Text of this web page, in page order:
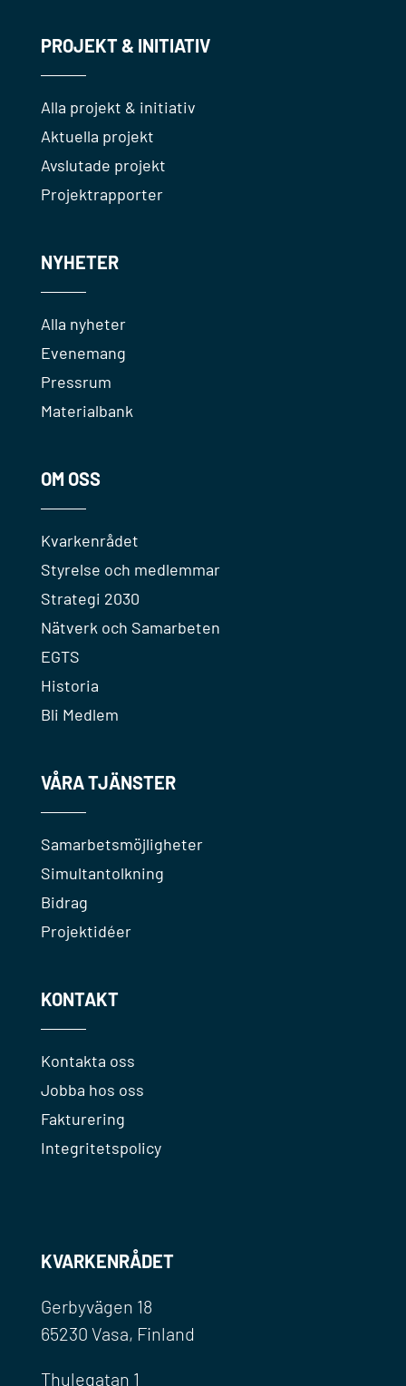
PROJEKT & INITIATIV
Alla projekt & initiativ
Aktuella projekt
Avslutade projekt
Projektrapporter
NYHETER
Alla nyheter
Evenemang
Pressrum
Materialbank
OM OSS
Kvarkenrådet
Styrelse och medlemmar
Strategi 2030
Nätverk och Samarbeten
EGTS
Historia
Bli Medlem
VÅRA TJÄNSTER
Samarbetsmöjligheter
Simultantolkning
Bidrag
Projektidéer
KONTAKT
Kontakta oss
Jobba hos oss
Fakturering
Integritetspolicy
KVARKENRÅDET
Gerbyvägen 18
65230 Vasa, Finland
Thulegatan 1